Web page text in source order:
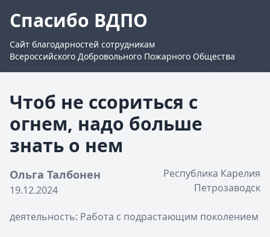
Спасибо ВДПО
Сайт благодарностей сотрудникам
Всероссийского Добровольного Пожарного Общества
Чтоб не ссориться с
огнем, надо больше
знать о нем
Ольга Талбонен
19.12.2024
Республика Карелия
Петрозаводск
деятельность: Работа с подрастающим поколением